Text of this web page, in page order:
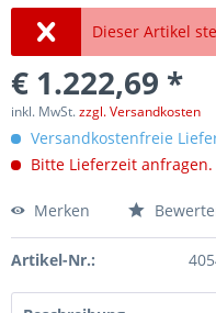
Dieser Artikel
€ 1.222,69 *
inkl. MwSt.zzgl. Versandkosten
Versandkostenfreie
Bitte Lieferzeit anfragen.
Merken
Artikel-Nr.: